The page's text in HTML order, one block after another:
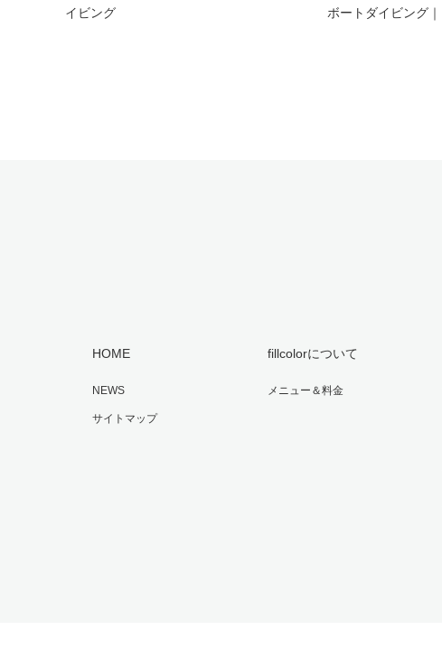
イビング
ボートダイビング｜
HOME
NEWS
サイトマップ
fillcolorについて
メニュー＆料金